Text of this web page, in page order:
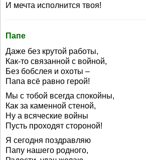
И мечта исполнится твоя!
Папе
Даже без крутой работы,
Как-то связанной с войной,
Без бобслея и охоты –
Папа всё равно герой!
Мы с тобой всегда спокойны,
Как за каменной стеной,
Ну а всяческие войны
Пусть проходят стороной!
Я сегодня поздравляю
Папу нашего родного,